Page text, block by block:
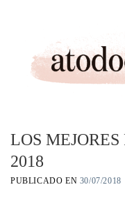
LOS
2018
PUBLICADO EN 30/07/2018